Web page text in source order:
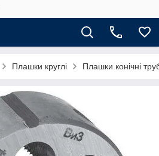
Плашки круглі Плашки конічні